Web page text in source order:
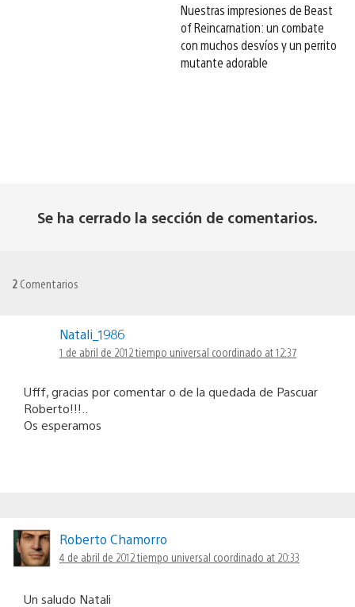
Nuestras impresiones de Beast
of Reincarnation: un combate
con muchos desvíos y un perrito
mutante adorable
Se ha cerrado la sección de comentarios.
2 Comentarios
Natali_1986
1 de abril de 2012 tiempo universal coordinado at 12:37
Ufff, gracias por comentar o de la quedada de Pascuar
Roberto!!!..
Os esperamos
Roberto Chamorro
4 de abril de 2012 tiempo universal coordinado at 20:33
Un saludo Natali